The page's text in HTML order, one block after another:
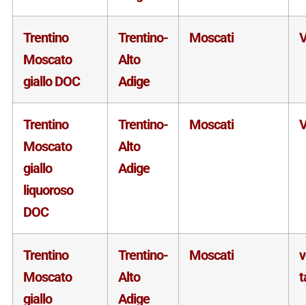
Trentino
Moscato
giallo DOC
Trentino-
Alto
Adige
Moscati
Trentino
Moscato
giallo
liquoroso
DOC
Trentino-
Alto
Adige
Moscati
Trentino
Moscato
giallo
Trentino-
Alto
Adige
Moscati